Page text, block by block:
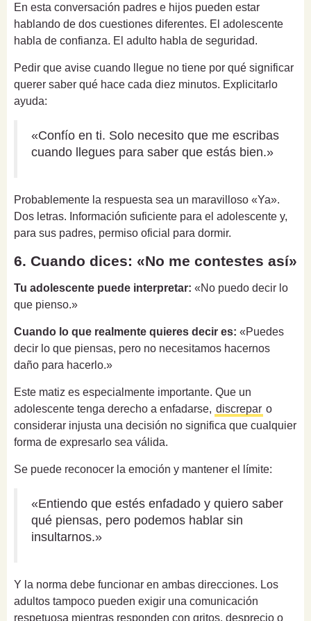
En esta conversación padres e hijos pueden estar
hablando de dos cuestiones diferentes. El adolescente
habla de confianza. El adulto habla de seguridad.
Pedir que avise cuando llegue no tiene por qué significar
querer saber qué hace cada diez minutos. Explicitarlo
ayuda:
«Confío en ti. Solo necesito que me escribas
cuando llegues para saber que estás bien.»
Probablemente la respuesta sea un maravilloso «Ya».
Dos letras. Información suficiente para el adolescente y,
para sus padres, permiso oficial para dormir.
6. Cuando dices: «No me contestes así»
Tu adolescente puede interpretar: «No puedo decir lo
que pienso.»
Cuando lo que realmente quieres decir es: «Puedes
decir lo que piensas, pero no necesitamos hacernos
daño para hacerlo.»
Este matiz es especialmente importante. Que un
adolescente tenga derecho a enfadarse, discrepar o
considerar injusta una decisión no significa que cualquier
forma de expresarlo sea válida.
Se puede reconocer la emoción y mantener el límite:
«Entiendo que estés enfadado y quiero saber
qué piensas, pero podemos hablar sin
insultarnos.»
Y la norma debe funcionar en ambas direcciones. Los
adultos tampoco pueden exigir una comunicación
respetuosa mientras responden con gritos, desprecio o